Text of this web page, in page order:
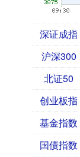
深证成指
沪深300
北证50
创业板指
基金指数
国债指数